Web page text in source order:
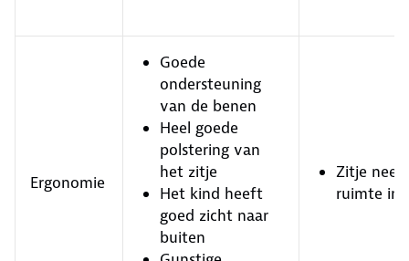
Ergonomie
Goede
ondersteuning
van de benen
Heel goede
polstering van
het zitje
Het kind heeft
goed zicht naar
buiten
Zitje
ruimte in